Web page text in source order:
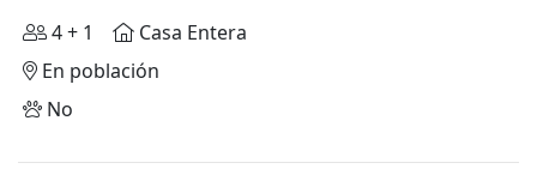
4 + 1
Casa Entera
En población
No